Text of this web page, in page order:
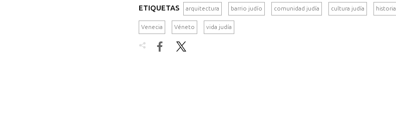
ETIQUETAS arquitectura barrio judío comunidad judía cultura judía
Venecia Véneto vida judía
 